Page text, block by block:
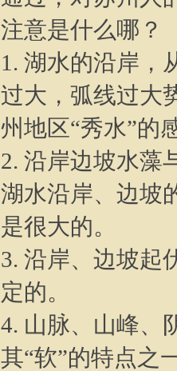
注意是什么哪？
1. 湖水的沿岸，
过大，弧线过大
州地区“秀水”的
2. 沿岸边坡水藻
湖水沿岸、边坡
是很大的。
3. 沿岸、边坡起
定的。
4. 山脉、山峰、
其“软”的特点之